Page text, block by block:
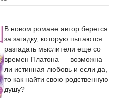
В новом романе автор берется
за загадку, которую пытаются
разгадать мыслители еще со
времен Платона — возможна
ли истинная любовь и если да,
то как найти свою родственную
душу?